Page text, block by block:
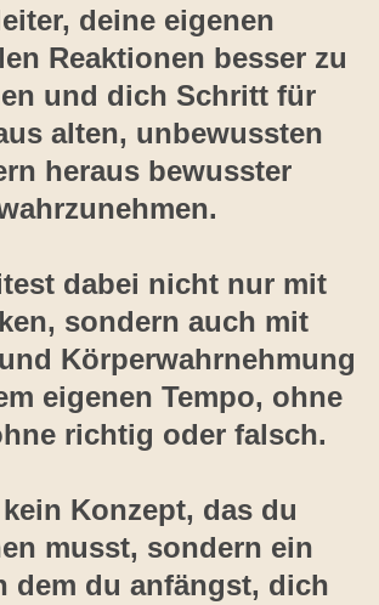
deine eigenen
Reaktionen besser zu
und dich Schritt für
alten, unbewussten
heraus bewusster
dabei nicht nur mit
sondern auch mit
Körperwahrnehmung
eigenen Tempo, ohne
richtig oder falsch.
Konzept, das du
musst, sondern ein
dem du anfängst, dich